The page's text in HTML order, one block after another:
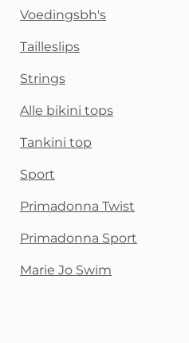
Voedingsbh's
Tailleslips
Strings
Alle bikini tops
Tankini top
Sport
Primadonna Twist
Primadonna Sport
Marie Jo Swim